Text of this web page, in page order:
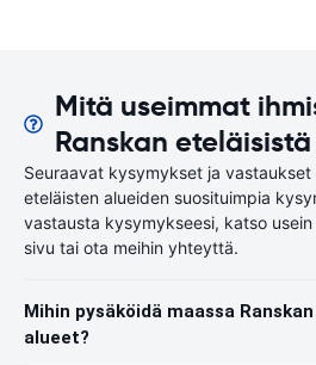
Mitä useimmat
Ranskan
Seuraavat kysymykset ja vastaukset
eteläisten alueiden suosituimpia
vastausta kysymykseesi, katso
sivu tai ota meihin yhteyttä.
Mihin pysäköidä maassa
alueet?